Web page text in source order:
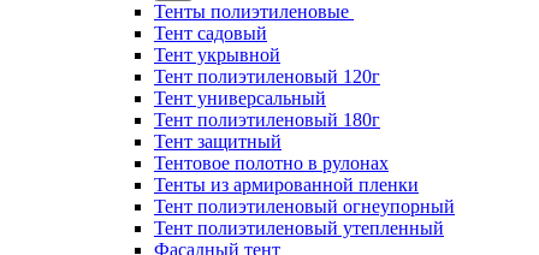
Тенты полиэтиленовые
Тент садовый
Тент укрывной
Тент полиэтиленовый 120г
Тент универсальный
Тент полиэтиленовый 180г
Тент защитный
Тентовое полотно в рулонах
Тенты из армированной пленки
Тент полиэтиленовый огнеупорный
Тент полиэтиленовый утепленный
Фасадный тент